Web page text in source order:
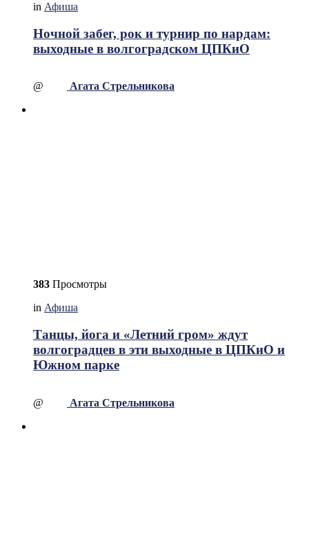
in Афиша
Ночной забег, рок и турнир по нардам:
выходные в волгоградском ЦПКиО
@ Агата Стрельникова
383 Просмотры
in Афиша
Танцы, йога и «Летний гром» ждут
волгоградцев в эти выходные в ЦПКиО и
Южном парке
@ Агата Стрельникова